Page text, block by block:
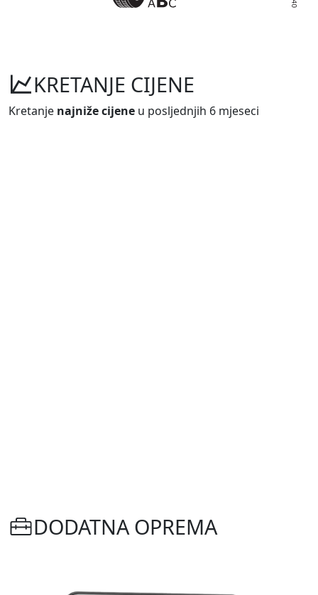
KRETANJE CIJENE
Kretanje najniže cijene u posljednjih 6 mjeseci
DODATNA OPREMA